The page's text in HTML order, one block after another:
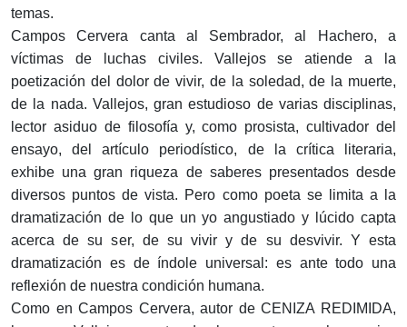
temas.
Campos Cervera canta al Sembrador, al Hachero, a
víctimas de luchas civiles. Vallejos se atiende a la
poetización del dolor de vivir, de la soledad, de la muerte,
de la nada. Vallejos, gran estudioso de varias disciplinas,
lector asiduo de filosofía y, como prosista, cultivador del
ensayo, del artículo periodístico, de la crítica literaria,
exhibe una gran riqueza de saberes presentados desde
diversos puntos de vista. Pero como poeta se limita a la
dramatización de lo que un yo angustiado y lúcido capta
acerca de su ser, de su vivir y de su desvivir. Y esta
dramatización es de índole universal: es ante todo una
reflexión de nuestra condición humana.
Como en Campos Cervera, autor de CENIZA REDIMIDA,